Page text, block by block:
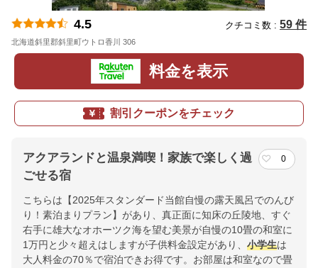
4.5 クチコミ数 : 59 件
北海道斜里郡斜里町ウトロ香川 306
料金を表示
割引クーポンをチェック
アクアランドと温泉満喫！家族で楽しく過
ごせる宿
0
こちらは【2025年スタンダード当館自慢の露天風呂でのんび
り！素泊まりプラン】があり、真正面に知床の丘陵地、すぐ
右手に雄大なオホーツク海を望む美景が自慢の10畳の和室に
1万円と少々超えはしますが子供料金設定があり、 小学生は
大人料金の70％で宿泊できお得です。お部屋は和室なので畳